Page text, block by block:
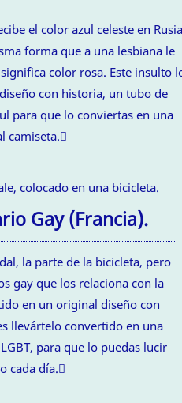
el color azul celeste en
forma que a una lesbiana le
color rosa. Este insulto
con historia, un tubo de
para que lo conviertas en una
camiseta.
Gay (Francia).
la parte de la bicicleta, pero
gay que los relaciona con la
en un original diseño con
llevártelo convertido en una
para que lo puedas lucir
cada día.